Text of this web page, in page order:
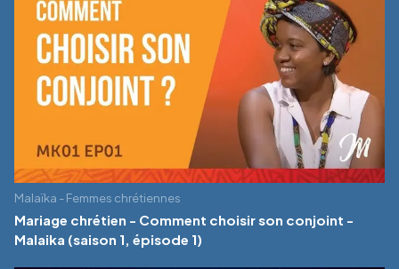
Malaïka - Femmes chrétiennes
Mariage chrétien - Comment choisir son conjoint -
Malaika (saison 1, épisode 1)